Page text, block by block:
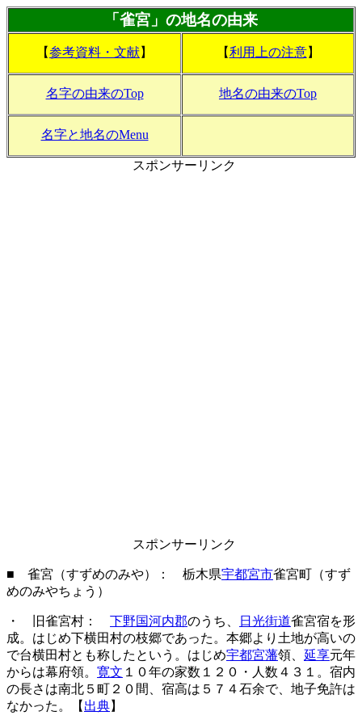
「 雀宮 」の地名の由来
【参考資料・文献】 【利用上の注意】
名字の由来のTop 地名の由来のTop
名字と地名のMenu
スポンサーリンク
スポンサーリンク
■ 雀宮（すずめのみや）： 栃木県宇都宮市雀宮町（すず
めのみやちょう）
・ 旧雀宮村： 下野国河内郡のうち、 日光街道雀宮宿を形
成。はじめ下横田村の枝郷であった。本郷より土地が高いの
で台横田村とも称したという。はじめ宇都宮藩領、 延享元年
からは幕府領。 寛文 １０年の家数１２０・人数４３１。宿内
の長さは南北５町２０間、宿高は５７４石余で、地子免許は
なかった。【 出典】